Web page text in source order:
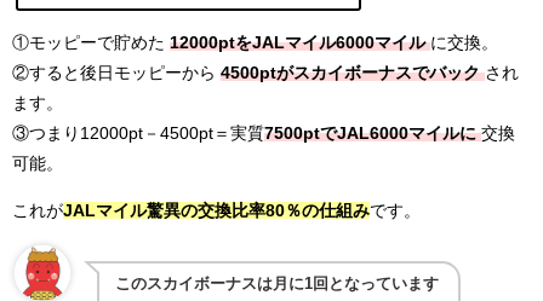
①モッピーで貯めた 12000ptをJALマイル6000マイルに交換。
②すると後日モッピーから 4500ptがスカイボーナスでバックされ
ます。
③つまり12000pt－4500pt＝実質7500ptでJAL6000マイルに交換
可能。
これがJALマイル驚異の交換比率80％の仕組みです。
このスカイボーナスは月に1回となっています